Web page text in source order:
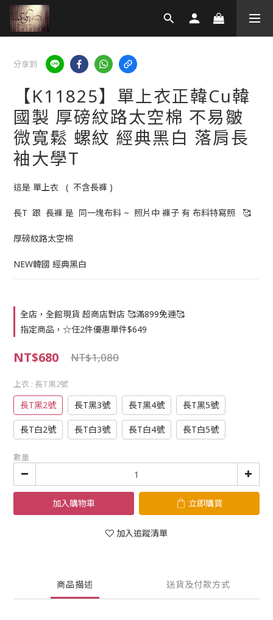
分享到
【K11825】單上衣正韓Cu韓
國製 厚磅紋路太空棉 不易皺
微寬鬆 螺紋 經典黑白 落肩長
袖大學T
這是 單上衣   (  不含長褲 )
長T  跟  長褲 是  同一塊布料 ~  照片中 褲子 有 布料特寫照   🥰
厚磅紋路太空棉
NEW韓國 經典黑白
全店，全館現貨 超商店對店 🥰滿899免運🥰
指定商品，☆任2件優惠單件$649
NT$680 NT$1,080
上衣 : 長T黑2號
長T黑2號 長T黑3號 長T黑4號 長T黑5號
長T白2號 長T白3號 長T白4號 長T白5號
數量
加入購物車 立即購買
加入追蹤清單
商品描述 送貨及付款方式